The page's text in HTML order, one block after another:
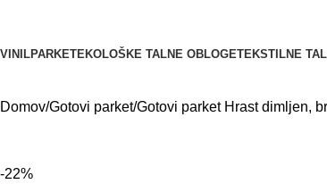
VINILPARKETEKOLOŠKE TALNE OBLOGETEKSTILNE
Domov Gotovi parket Gotovi parket Hrast dimljen,
-22%